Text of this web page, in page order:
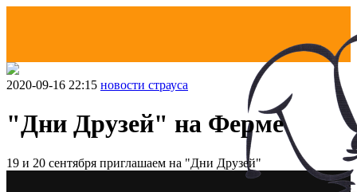
2020-09-16 22:15 новости страуса
"Дни Друзей" на Ферме
19 и 20 сентября приглашаем на "Дни Друзей"